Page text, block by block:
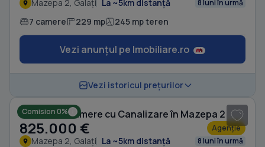
Mazepa 2, Galați La ~5km distanță 8 luni în urmă
7 camere 229 mp 245 mp teren
Vezi anunțul pe Imobiliare.ro
Vezi istoricul prețurilor
Comision 0%
Casă cu 11 camere cu Canalizare în Mazepa 2
825.000 € Agenție
Mazepa 2, Galați La ~5km distanță 8 luni în urmă